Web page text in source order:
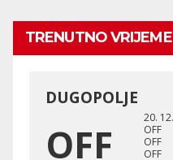
TRENUTNO VRIJEME